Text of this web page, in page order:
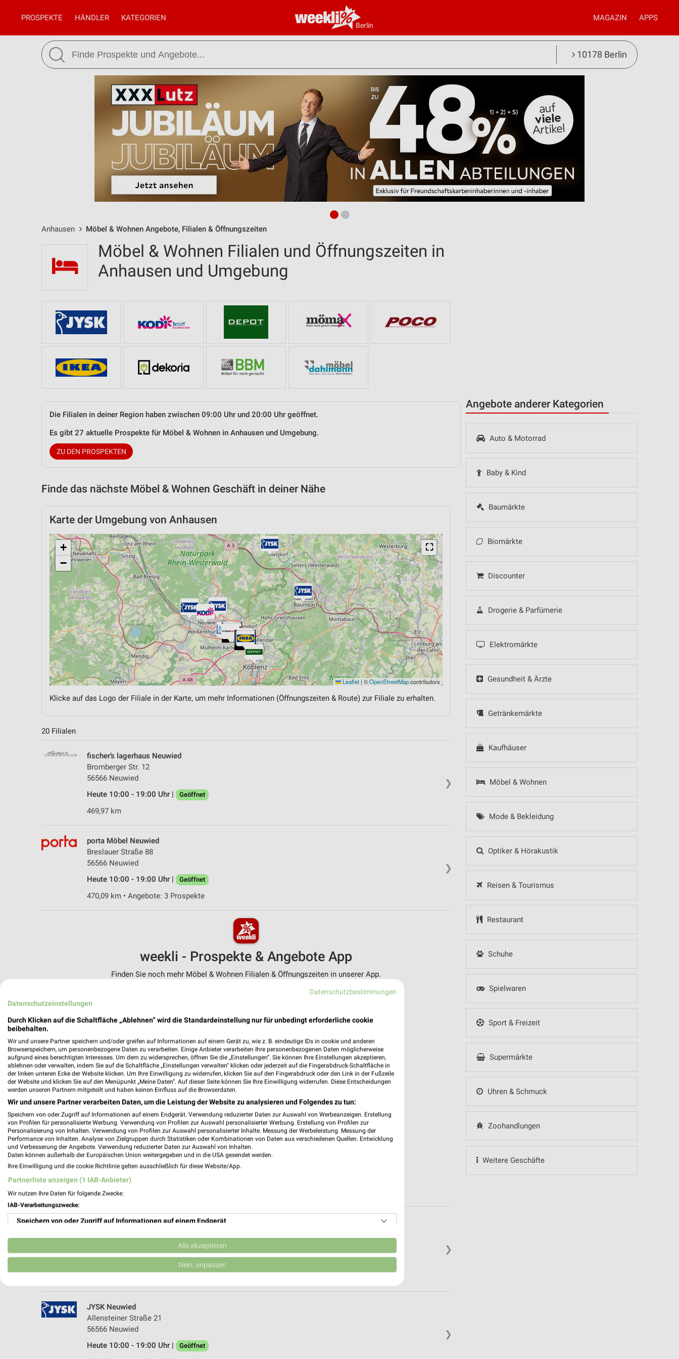
Berlin
PROSPEKTE HÄNDLER KATEGORIEN MAGAZIN APPS
10178 Berlin
Anhausen Möbel & Wohnen Angebote, Filialen & Öffnungszeiten
Angebote anderer Kategorien
Auto & Motorrad
Baby & Kind
Baumärkte
Biomärkte
Discounter
Drogerie & Parfümerie
Elektromärkte
Gesundheit & Ärzte
Getränkemärkte
Kaufhäuser
Möbel & Wohnen
Mode & Bekleidung
Optiker & Hörakustik
Reisen & Tourismus
Restaurant
Schuhe
Spielwaren
Sport & Freizeit
Supermärkte
Uhren & Schmuck
Zoohandlungen
Weitere Geschäfte
Möbel & Wohnen Filialen und Öffnungszeiten in
Anhausen und Umgebung
Die Filialen in deiner Region haben zwischen 09:00 Uhr und 20:00 Uhr geöffnet.
Es gibt 27 aktuelle Prospekte für Möbel & Wohnen in Anhausen und Umgebung.
ZU DEN PROSPEKTEN
Finde das nächste Möbel & Wohnen Geschäft in deiner Nähe
Karte der Umgebung von Anhausen
⛶
+
−
Leaflet | ©OpenStreetMapcontributors
Klicke auf das Logo der Filiale in der Karte, um mehr Informationen (Öffnungszeiten & Route) zur Filiale zu erhalten.
20 Filialen
❯
fischer’s lagerhaus Neuwied
Bromberger Str. 12
56566 Neuwied
Heute 10:00 - 19:00 Uhr |
Geöffnet
469,97 km
❯
porta Möbel Neuwied
Breslauer Straße 88
56566 Neuwied
Heute 10:00 - 19:00 Uhr |
Geöffnet
470,09 km • Angebote: 3 Prospekte
weekli - Prospekte & Angebote App
Finden Sie noch mehr Möbel & Wohnen Filialen & Öffnungszeiten in unserer App.
✔Push-Benachrichtigungen bei neuen Prospekten
Einkaufsliste - Einkauf stressfrei planen
Nutze weekli auch mobil – App jetzt laden oder QR-Code scannen.
❯
JYSK Dierdorf
Heute 10:00 - 19:00 Uhr | Geöffnet
❯
JYSK Neuwied
Allensteiner Straße 21
56566 Neuwied
Heute 10:00 - 19:00 Uhr |
Geöffnet
Datenschutzbestimmungen
Datenschutzeinstellungen
Durch Klicken auf die Schaltfläche „Ablehnen“ wird die Standardeinstellung nur für unbedingt erforderliche cookie
beibehalten.
Wir und unsere Partner speichern und/oder greifen auf Informationen auf einem Gerät zu, wie z. B. eindeutige IDs in cookie und anderen
Browserspeichern, um personenbezogene Daten zu verarbeiten. Einige Anbieter verarbeiten Ihre personenbezogenen Daten möglicherweise
aufgrund eines berechtigten Interesses. Um dem zu widersprechen, öffnen Sie die „Einstellungen“. Sie können Ihre Einstellungen akzeptieren,
ablehnen oder verwalten, indem Sie auf die Schaltfläche „Einstellungen verwalten“ klicken oder jederzeit auf die Fingerabdruck-Schaltfläche in
der linken unteren Ecke der Website klicken. Um Ihre Einwilligung zu widerrufen, klicken Sie auf den Fingerabdruck oder den Link in der Fußzeile
der Website und klicken Sie auf den Menüpunkt „Meine Daten“. Auf dieser Seite können Sie Ihre Einwilligung widerrufen. Diese Entscheidungen
werden unseren Partnern mitgeteilt und haben keinen Einfluss auf die Browserdaten.
Wir und unsere Partner verarbeiten Daten, um die Leistung der Website zu analysieren und Folgendes zu tun:
Speichern von oder Zugriff auf Informationen auf einem Endgerät. Verwendung reduzierter Daten zur Auswahl von Werbeanzeigen. Erstellung
von Profilen für personalisierte Werbung. Verwendung von Profilen zur Auswahl personalisierter Werbung. Erstellung von Profilen zur
Personalisierung von Inhalten. Verwendung von Profilen zur Auswahl personalisierter Inhalte. Messung der Werbeleistung. Messung der
Performance von Inhalten. Analyse von Zielgruppen durch Statistiken oder Kombinationen von Daten aus verschiedenen Quellen. Entwicklung
und Verbesserung der Angebote. Verwendung reduzierter Daten zur Auswahl von Inhalten.
Daten können außerhalb der Europäischen Union weitergegeben und in die USA gesendet werden.
Ihre Einwilligung und die cookie Richtlinie gelten ausschließlich für diese Website/App.
Partnerliste anzeigen (1 IAB-Anbieter)
Wir nutzen Ihre Daten für folgende Zwecke:
IAB-Verarbeitungszwecke:
Speichern von oder Zugriff auf Informationen auf einem Endgerät
Verwendung reduzierter Daten zur Auswahl von Werbeanzeigen
Erstellung von Profilen für personalisierte Werbung
Erstellung von Profilen zur Personalisierung von Inhalten
Verwendung von Profilen zur Auswahl personalisierter Inhalte
Messung der Werbeleistung
Alle akzeptieren
Nein, anpassen